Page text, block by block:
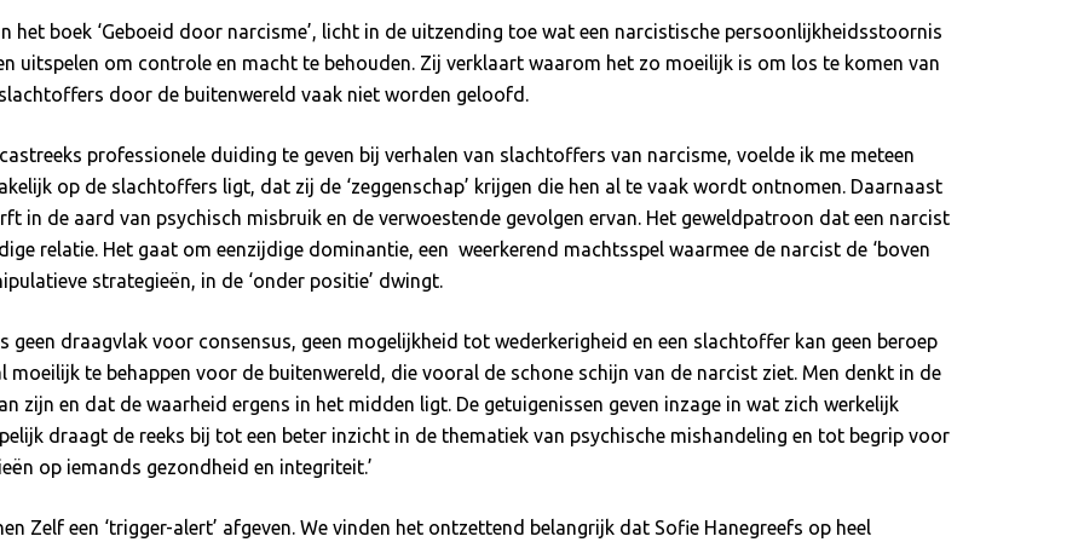
het boek ‘Geboeid door narcisme’, licht in de uitzending toe wat een narcistische persoonlijkheidsstoornis
uitspelen om controle en macht te behouden. Zij verklaart waarom het zo moeilijk is om los te komen van
door de buitenwereld vaak niet worden geloofd.
professionele duiding te geven bij verhalen van slachtoffers van narcisme, voelde ik me meteen
op de slachtoffers ligt, dat zij de ‘zeggenschap’ krijgen die hen al te vaak wordt ontnomen. Daarnaast
in de aard van psychisch misbruik en de verwoestende gevolgen ervan. Het geweldpatroon dat een narcist
relatie. Het gaat om eenzijdige dominantie, een weerkerend machtsspel waarmee de narcist de ‘boven
strategieën, in de ‘onder positie’ dwingt.
geen draagvlak voor consensus, geen mogelijkheid tot wederkerigheid en een slachtoffer kan geen beroep
te behappen voor de buitenwereld, die vooral de schone schijn van de narcist ziet. Men denkt in de
zijn en dat de waarheid ergens in het midden ligt. De getuigenissen geven inzage in wat zich werkelijk
draagt de reeks bij tot een beter inzicht in de thematiek van psychische mishandeling en tot begrip voor
op iemands gezondheid en integriteit.’
Zelf een ‘trigger-alert’ afgeven. We vinden het ontzettend belangrijk dat Sofie Hanegreefs op heel